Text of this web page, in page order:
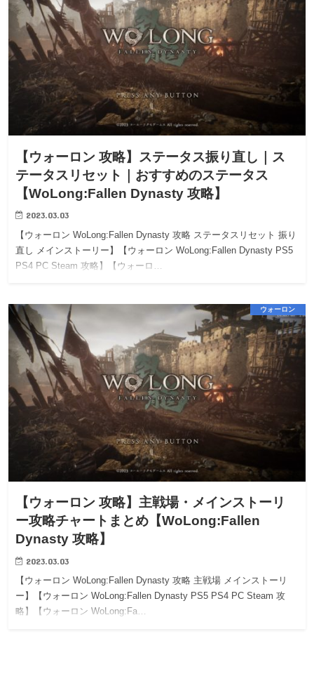
【ウォーロン 攻略】ステータス振り直し｜ス
テータスリセット｜おすすめのステータス
【WoLong:Fallen Dynasty 攻略】
2023.03.03
【ウォーロン WoLong:Fallen Dynasty 攻略 ステータスリセット 振り
直し メインストーリー】【ウォーロン WoLong:Fallen Dynasty PS5
PS4 PC Steam 攻略】【ウォーロ…
ウォーロン
【ウォーロン 攻略】主戦場・メインストーリ
ー攻略チャートまとめ【WoLong:Fallen
Dynasty 攻略】
2023.03.03
【ウォーロン WoLong:Fallen Dynasty 攻略 主戦場 メインストーリ
ー】【ウォーロン WoLong:Fallen Dynasty PS5 PS4 PC Steam 攻
略】【ウォーロン WoLong:Fa…